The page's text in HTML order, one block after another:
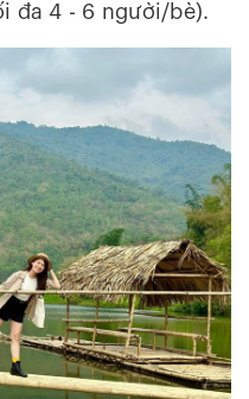
đa 4 - 6 người/bè).